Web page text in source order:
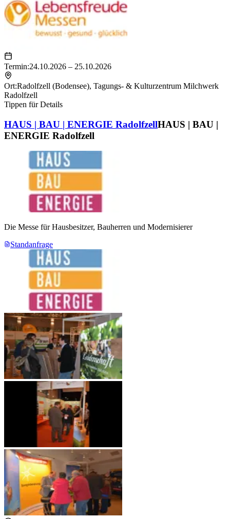
Termin:24.10.2026 – 25.10.2026
Ort:Radolfzell (Bodensee), Tagungs- & Kulturzentrum Milchwerk
Radolfzell
Tippen für Details
HAUS | BAU | ENERGIE RadolfzellHAUS | BAU |
ENERGIE Radolfzell
Die Messe für Hausbesitzer, Bauherren und Modernisierer
Standanfrage